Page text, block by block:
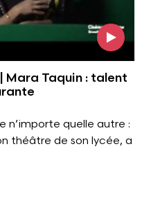
Mara Taquin : talent
n’importe quelle autre :
théâtre de son lycée, a